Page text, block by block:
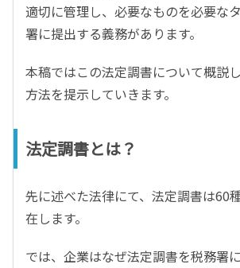
適切に管理し、必要なものを必要な
署に提出する義務があります。
本稿ではこの法定調書について概説
方法を提示していきます。
法定調書とは？
先に述べた法律にて、法定調書は60
在します。
では、企業はなぜ法定調書を税務署